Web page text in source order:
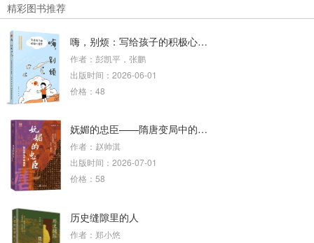
精彩图书推荐
嗨，别烦：写给孩子的积极心理学
作者：彭凯平，张鹏
出版时间：2026-06-01
价格：48
妩媚的忠臣——隋唐变局中的魏徵
作者：赵帅淇
出版时间：2026-07-01
价格：58
历史缝隙里的人
作者：郑小悠